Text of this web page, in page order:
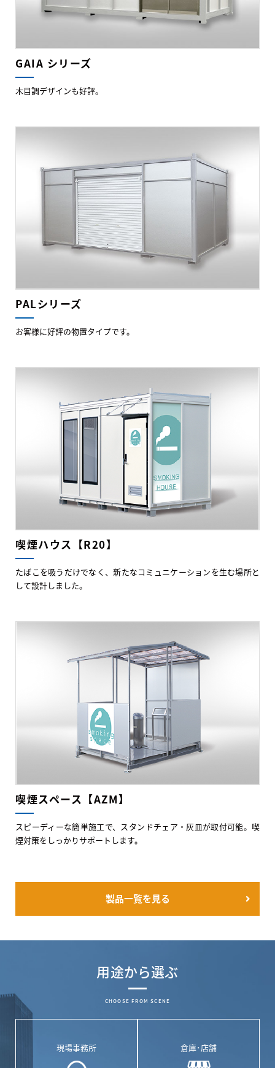
GAIA シリーズ
木目調デザインも好評。
PALシリーズ
お客様に好評の物置タイプです。
喫煙ハウス【R20】
たばこを吸うだけでなく、新たなコミュニケーションを生む場所と
して設計しました。
喫煙スペース【AZM】
スピーディーな簡単施工で、スタンドチェア・灰皿が取付可能。喫
煙対策をしっかりサポートします。
製品一覧を見る
用途から選ぶ
CHOOSE FROM SCENE
現場事務所 倉庫･店舗